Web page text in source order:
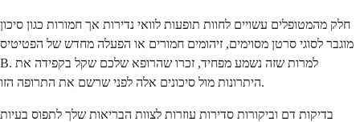
חלק מהמטופלים עשויים לחוות תופעות לוואי נדירות אך חמורות כגון סיכון
מוגבר לסוגי סרטן מסוימים, זיהומים חמורים או הפעלה מחדש של הפטיטיס
B. למרות שזה נשמע מפחיד, זכרו שהרופא שלכם שקל בקפידה את
היתרונות מול סיכונים אלה לפני שרשם את התרופה הזו.
בדיקות דם וביקורות סדירות עוזרות לצוות הבריאות שלך לתפוס בעיות